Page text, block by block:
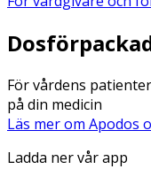
För vårdens
på din medicin
Läs mer om Apodos
Ladda ner vår app